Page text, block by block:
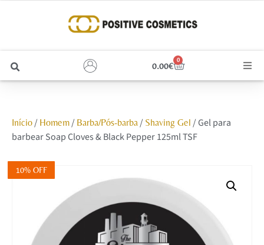
0.00€
0
Unhas
Corpo e Estética
Início/ Homem/ Barba/Pós-barba/ Shaving Gel / Gel para
barbear Soap Cloves & Black Pepper 125ml TSF
10% OFF